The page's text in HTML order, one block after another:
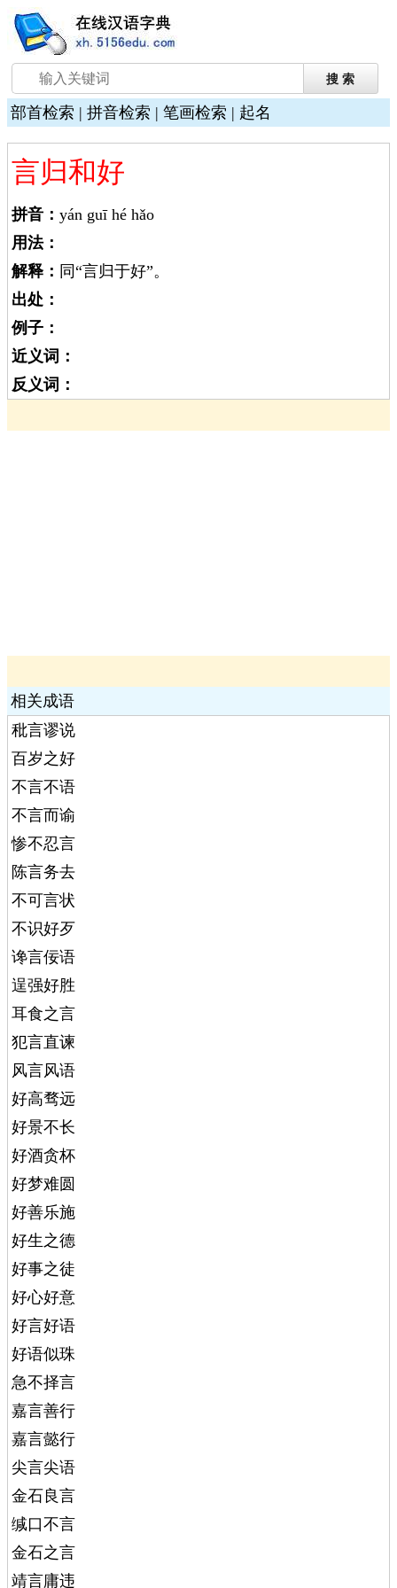
部首检索 | 拼音检索 | 笔画检索 | 起名
言归和好
拼音： yán guī hé hǎo
用法：
解释： 同“言归于好”。
出处：
例子：
近义词：
反义词：
相关成语
秕言谬说
百岁之好
不言不语
不言而谕
惨不忍言
陈言务去
不可言状
不识好歹
谗言佞语
逞强好胜
耳食之言
犯言直谏
风言风语
好高骛远
好景不长
好酒贪杯
好梦难圆
好善乐施
好生之德
好事之徒
好心好意
好言好语
好语似珠
急不择言
嘉言善行
嘉言懿行
尖言尖语
金石良言
缄口不言
金石之言
靖言庸违